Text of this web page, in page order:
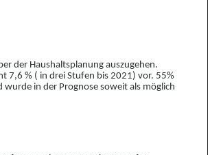
der Haushaltsplanung auszugehen.
7,6 % ( in drei Stufen bis 2021) vor. 55%
wurde in der Prognose soweit als möglich